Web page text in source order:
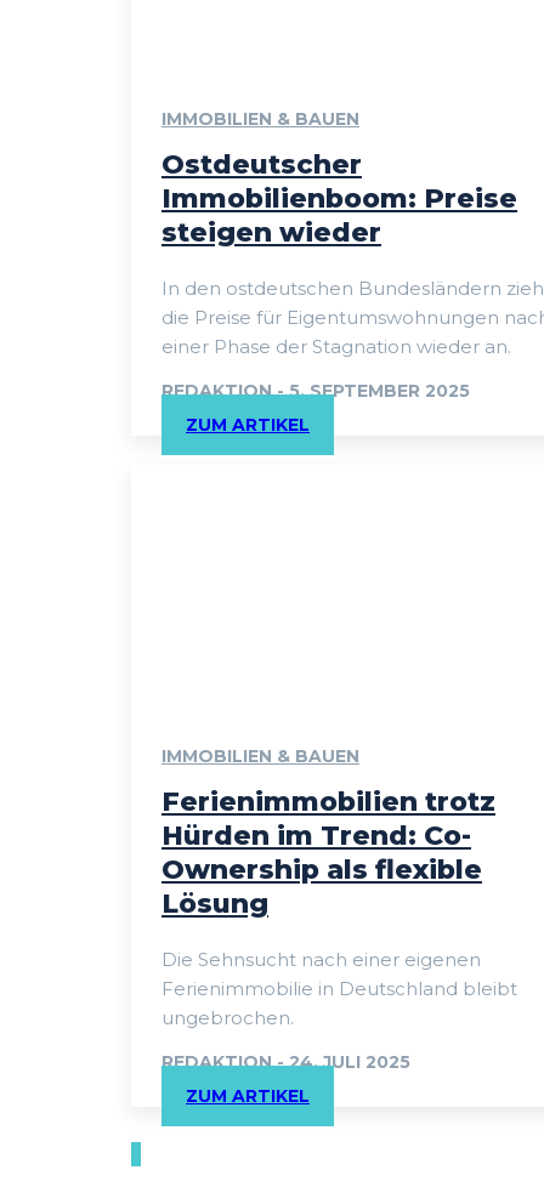
IMMOBILIEN & BAUEN
Ostdeutscher
Immobilienboom: Preise
steigen wieder
In den ostdeutschen Bundesländern
die Preise für Eigentumswohnungen
einer Phase der Stagnation wieder an.
REDAKTION - 5. SEPTEMBER 2025
ZUM ARTIKEL
IMMOBILIEN & BAUEN
Ferienimmobilien trotz
Hürden im Trend: Co-
Ownership als flexible
Lösung
Die Sehnsucht nach einer eigenen
Ferienimmobilie in Deutschland bleibt
ungebrochen.
REDAKTION - 24. JULI 2025
ZUM ARTIKEL